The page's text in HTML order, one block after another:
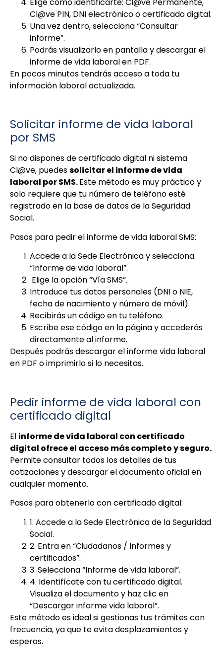
Cl@ve PIN, DNI electrónico o certificado digital.
Una vez dentro, selecciona “Consultar
informe”.
Podrás visualizarlo en pantalla y descargar el
informe de vida laboral en PDF.
En pocos minutos tendrás acceso a toda tu
información laboral actualizada.
Solicitar informe de vida laboral
por SMS
Si no dispones de certificado digital ni sistema
Cl@ve, puedessolicitar el informe de vida
laboral por SMS.Este método es muy práctico y
solo requiere que tu número de teléfono esté
registrado en la base de datos de la Seguridad
Social.
Pasos para pedir el informe de vida laboral SMS:
Accede a la Sede Electrónica y selecciona
“Informe de vida laboral”.
Elige la opción “Vía SMS”.
Introduce tus datos personales (DNI o NIE,
fecha de nacimiento y número de móvil).
Recibirás un código en tu teléfono.
Escribe ese código en la página y accederás
directamente al informe.
Después podrás descargar el informe vida laboral
en PDF o imprimirlo si lo necesitas.
Pedir informe de vida laboral con
certificado digital
El informe de vida laboral con certificado
digital ofrece el acceso más completo y seguro.
Permite consultar todos los detalles de tus
cotizaciones y descargar el documento oficial en
cualquier momento.
Pasos para obtenerlo con certificado digital:
1. Accede a la Sede Electrónica de la Seguridad
Social.
2. Entra en “Ciudadanos / Informes y
certificados”.
3. Selecciona “Informe de vida laboral”.
4. Identifícate con tu certificado digital.
Visualiza el documento y haz clic en
“Descargar informe vida laboral”.
Este método es ideal si gestionas tus trámites con
frecuencia, ya que te evita desplazamientos y
esperas.